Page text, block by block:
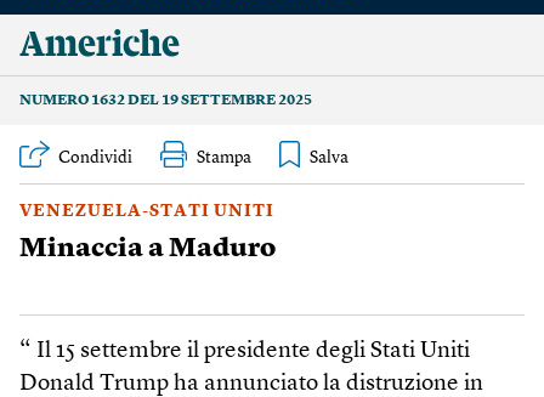
Americhe
NUMERO 1632 DEL 19 SETTEMBRE 2025
Condividi Stampa
VENEZUELA-STATI UNITI
Minaccia a Maduro
“ Il 15 settembre il presidente degli Stati Uniti
Donald Trump ha annunciato la distruzione in